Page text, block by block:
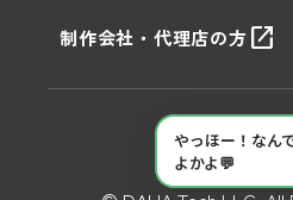
制作会社・代理店の方 open_in_new
プライバシー
やっほー！なん
よかよ💬